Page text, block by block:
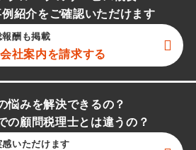
紹介をご確認いただけます
酬も掲載
社案内を請求する
悩みを解決できるの？
の顧問税理士とは違うの？
いただけます